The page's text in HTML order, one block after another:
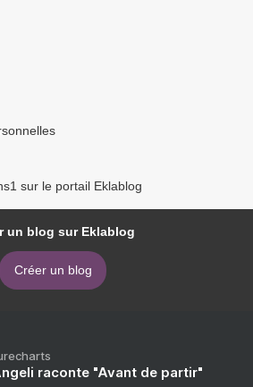
sur le portail Eklablog
un blog sur Eklablog
Créer un blog
raconte "Avant de partir"